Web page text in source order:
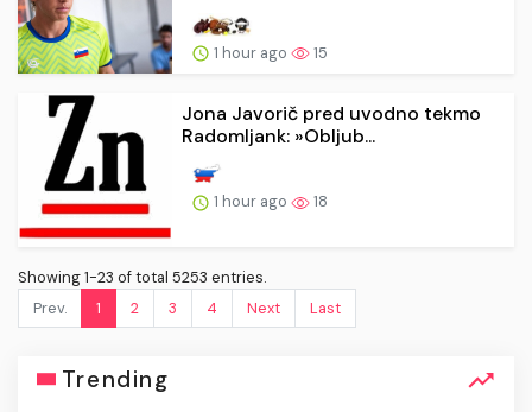
1 hour ago 15
Jona Javorič pred uvodno tekmo
Radomljank: »Obljub...
1 hour ago 18
Showing 1-23 of total 5253 entries.
Prev.
1 2 3 4 Next Last
Trending